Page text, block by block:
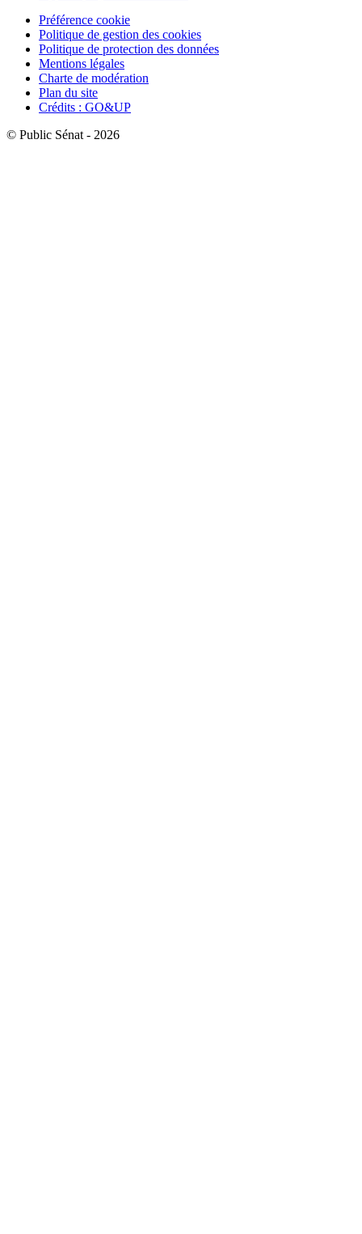
Préférence cookie
Politique de gestion des cookies
Politique de protection des données
Mentions légales
Charte de modération
Plan du site
Crédits : GO&UP
© Public Sénat - 2026